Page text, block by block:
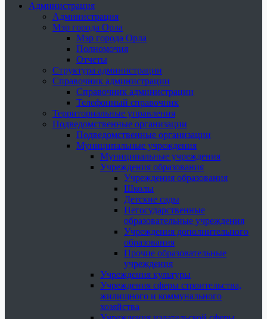
Администрация
Администрация
Мэр города Орла
Мэр города Орла
Полномочия
Отчеты
Структура администрации
Справочник администрации
Справочник администрации
Телефонный справочник
Территориальные управления
Подведомственные организации
Подведомственные организации
Муниципальные учреждения
Муниципальные учреждения
Учреждения образования
Учреждения образования
Школы
Детские сады
Негосударственные
образовательные учреждения
Учреждения дополнительного
образования
Прочие образовательные
учреждения
Учреждения культуры
Учреждения сферы строительства,
жилищного и коммунального
хозяйства